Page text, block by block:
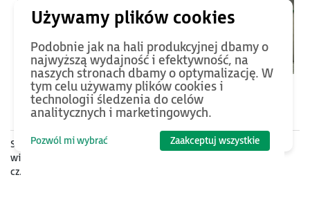
Szkolenie z systemu
wizualizacji AVEVA InTouch
cz.1 - tworzenie i
4500PLN
Szkolenie z systemu
Podobnie jak na hali produkcyjnej dbamy o
najwyższą wydajność i efektywność, na
naszych stronach dbamy o optymalizację. W
tym celu używamy plików cookies i
technologii śledzenia do celów
analitycznych i marketingowych.
Pozwól mi wybrać Zaakceptuj wszystkie